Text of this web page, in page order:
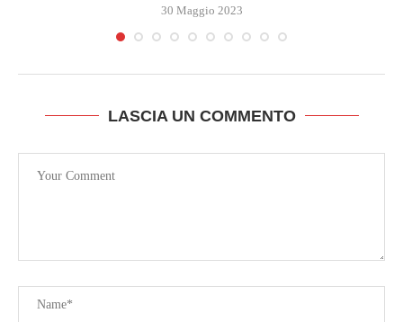
30 Maggio 2023
LASCIA UN COMMENTO